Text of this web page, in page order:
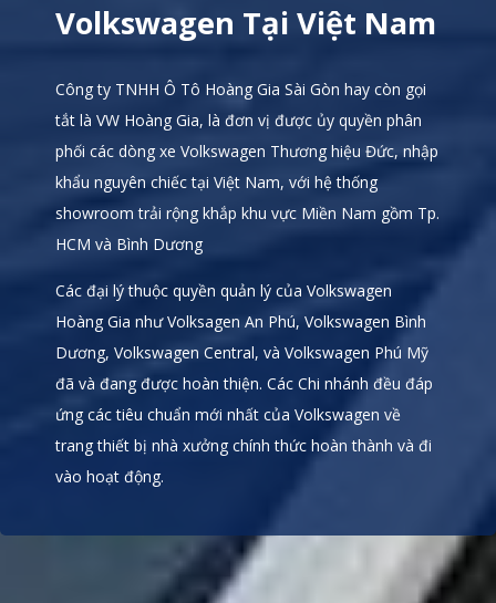
Volkswagen Tại Việt Nam
Công ty TNHH Ô Tô Hoàng Gia Sài Gòn hay còn gọi
tắt là VW Hoàng Gia, là đơn vị được ủy quyền phân
phối các dòng xe Volkswagen Thương hiệu Đức, nhập
khẩu nguyên chiếc tại Việt Nam, với hệ thống
showroom trải rộng khắp khu vực Miền Nam gồm Tp.
HCM và Bình Dương
Các đại lý thuộc quyền quản lý của Volkswagen
Hoàng Gia như Volksagen An Phú, Volkswagen Bình
Dương, Volkswagen Central, và Volkswagen Phú Mỹ
đã và đang được hoàn thiện. Các Chi nhánh đều đáp
ứng các tiêu chuẩn mới nhất của Volkswagen về
trang thiết bị nhà xưởng chính thức hoàn thành và đi
vào hoạt động.